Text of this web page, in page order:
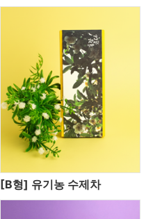
[B형] 유기농 수제차